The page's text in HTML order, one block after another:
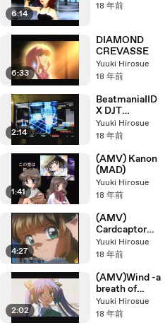
6:14
18 年前
6:33
DIAMOND
CREVASSE
Yuuki Hirosue
18 年前
2:14
BeatmaniaIID
X DJT
PinkRose[A]
Yuuki Hirosue
18 年前
1:41
(AMV) Kanon
(MAD)
Yuuki Hirosue
18 年前
4:27
(AMV)
Cardcaptor
Sakura - pray
Yuuki Hirosue
18 年前
2:02
(AMV)Wind -a
breath of
heart- (Small
Cherry)
Yuuki Hirosue
18 年前